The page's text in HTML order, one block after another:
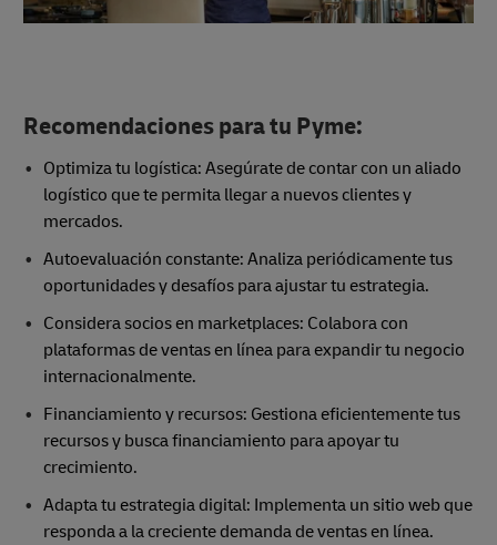
Recomendaciones para tu Pyme:
Optimiza tu logística: Asegúrate de contar con un aliado
logístico que te permita llegar a nuevos clientes y
mercados.
Autoevaluación constante: Analiza periódicamente tus
oportunidades y desafíos para ajustar tu estrategia.
Considera socios en marketplaces: Colabora con
plataformas de ventas en línea para expandir tu negocio
internacionalmente.
Financiamiento y recursos: Gestiona eficientemente tus
recursos y busca financiamiento para apoyar tu
crecimiento.
Adapta tu estrategia digital: Implementa un sitio web que
responda a la creciente demanda de ventas en línea.